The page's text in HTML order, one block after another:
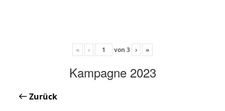
« ‹ von 3 › »
Kampagne 2023
Zurück